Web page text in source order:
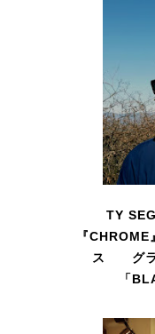
TY
『
ス グラ
「